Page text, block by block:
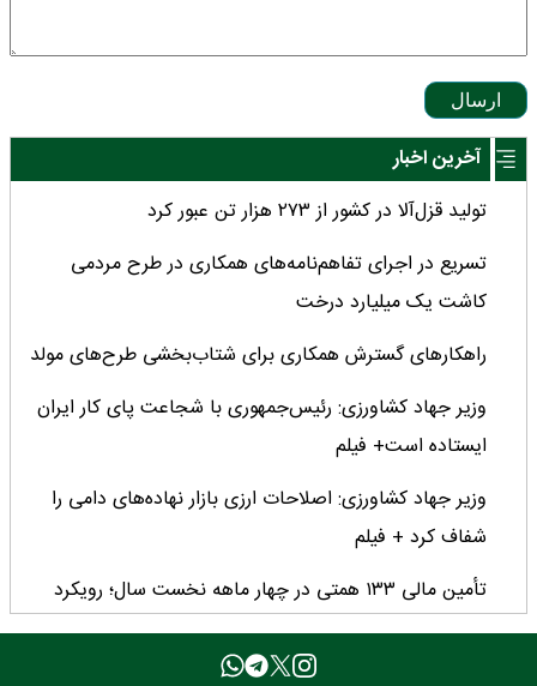
ارسال
آخرین اخبار
تولید قزل‌آلا در کشور از ۲۷۳ هزار تن عبور کرد
تسریع در اجرای تفاهم‌نامه‌های همکاری در طرح مردمی
کاشت یک میلیارد درخت
راهکارهای گسترش همکاری برای شتاب‌بخشی طرح‌های مولد
وزیر جهاد کشاورزی: رئیس‌جمهوری با شجاعت پای کار ایران
ایستاده است+ فیلم
وزیر جهاد کشاورزی: اصلاحات ارزی بازار نهاده‌های دامی را
شفاف کرد + فیلم
تأمین مالی ۱۳۳ همتی در چهار ماهه نخست سال؛ رویکرد
هدفمند بانک کشاورزی برای تضمین امنیت غذایی